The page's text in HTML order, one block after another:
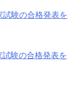
試験の合格発表を
試験の合格発表を